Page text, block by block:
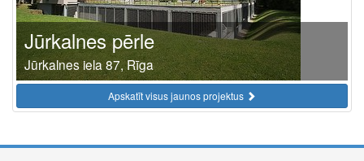
Jūrkalnes pērle
Jūrkalnes iela 87, Rīga
Apskatīt visus jaunos projektus